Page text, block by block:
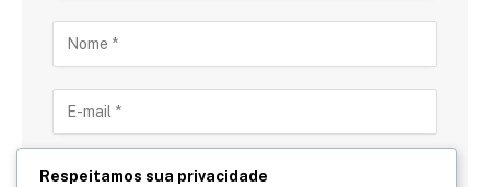
Respeitamos sua privacidade